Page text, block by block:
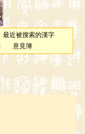
最近被搜索的漢字
意見簿